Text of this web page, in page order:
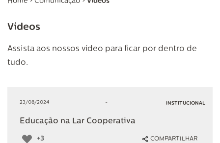
Vídeos
Assista aos nossos vídeo para ficar por dentro de
tudo.
23/08/2024 - INSTITUCIONAL
Educação na Lar Cooperativa
+3 COMPARTILHAR